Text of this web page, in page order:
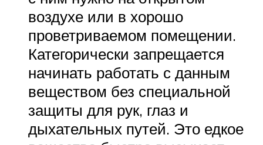
воздухе или в хорошо
проветриваемом помещении.
Категорически запрещается
начинать работать с данным
веществом без специальной
защиты для рук, глаз и
дыхательных путей. Это едкое